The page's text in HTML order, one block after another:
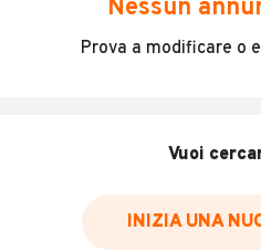
Incidenti in cui è stato
Data e luogo delle
Inserisci il numero di targa
Nessun
Prova a modificare o
Vuoi
INIZIA UNA